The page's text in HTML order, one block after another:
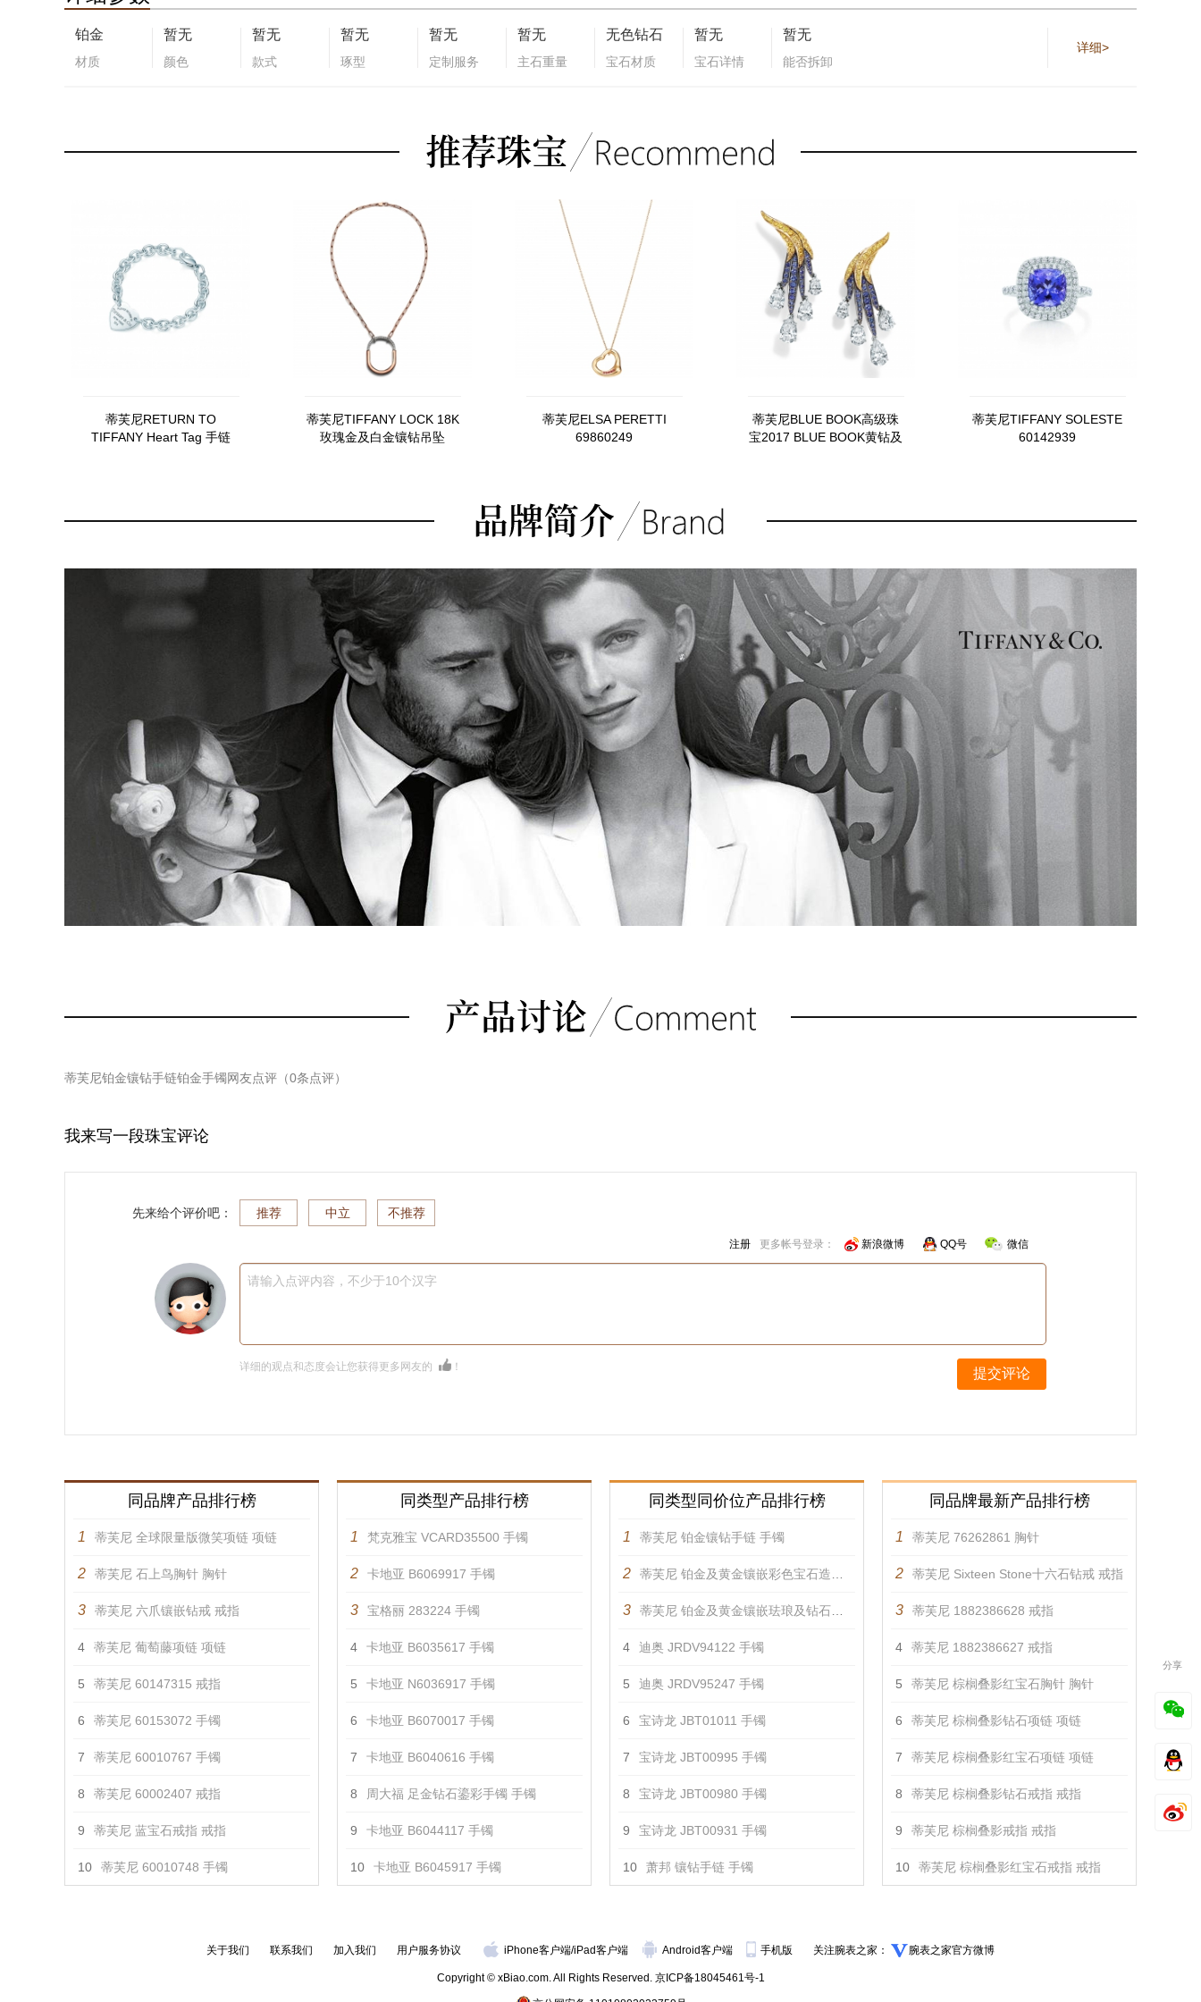
铂金
材质
暂无
颜色
暂无
款式
暂无
琢型
暂无
定制服务
暂无
主石重量
无色钻石
宝石材质
暂无
宝石详情
暂无
能否拆卸
详细>
蒂芙尼RETURN TO
TIFFANY Heart Tag 手链
蒂芙尼TIFFANY LOCK 18K
玫瑰金及白金镶钻吊坠
蒂芙尼ELSA PERETTI
69860249
蒂芙尼BLUE BOOK高级珠
宝2017 BLUE BOOK黄钻及
蒂芙尼TIFFANY SOLESTE
60142939
蒂芙尼铂金镶钻手链铂金手镯网友点评（0条点评）
我来写一段珠宝评论
先来给个评价吧： 推荐 中立 不推荐
注册 更多帐号登录： 新浪微博 QQ号 微信
请输入点评内容，不少于10个汉字
详细的观点和态度会让您获得更多网友的 ！ 提交评论
同品牌产品排行榜
1 蒂芙尼 全球限量版微笑项链 项链
2 蒂芙尼 石上鸟胸针 胸针
3 蒂芙尼 六爪镶嵌钻戒 戒指
4 蒂芙尼 葡萄藤项链 项链
5 蒂芙尼 60147315 戒指
6 蒂芙尼 60153072 手镯
7 蒂芙尼 60010767 手镯
8 蒂芙尼 60002407 戒指
9 蒂芙尼 蓝宝石戒指 戒指
10 蒂芙尼 60010748 手镯
同类型产品排行榜
1 梵克雅宝 VCARD35500 手镯
2 卡地亚 B6069917 手镯
3 宝格丽 283224 手镯
4 卡地亚 B6035617 手镯
5 卡地亚 N6036917 手镯
6 卡地亚 B6070017 手镯
7 卡地亚 B6040616 手镯
8 周大福 足金钻石鎏彩手镯 手镯
9 卡地亚 B6044117 手镯
10 卡地亚 B6045917 手镯
同类型同价位产品排行榜
1 蒂芙尼 铂金镶钻手链 手镯
2 蒂芙尼 铂金及黄金镶嵌彩色宝石造型手镯 手镯
3 蒂芙尼 铂金及黄金镶嵌珐琅及钻石手镯 手镯
4 迪奥 JRDV94122 手镯
5 迪奥 JRDV95247 手镯
6 宝诗龙 JBT01011 手镯
7 宝诗龙 JBT00995 手镯
8 宝诗龙 JBT00980 手镯
9 宝诗龙 JBT00931 手镯
10 萧邦 镶钻手链 手镯
同品牌最新产品排行榜
1 蒂芙尼 76262861 胸针
2 蒂芙尼 Sixteen Stone十六石钻戒 戒指
3 蒂芙尼 1882386628 戒指
4 蒂芙尼 1882386627 戒指
5 蒂芙尼 棕榈叠影红宝石胸针 胸针
6 蒂芙尼 棕榈叠影钻石项链 项链
7 蒂芙尼 棕榈叠影红宝石项链 项链
8 蒂芙尼 棕榈叠影钻石戒指 戒指
9 蒂芙尼 棕榈叠影戒指 戒指
10 蒂芙尼 棕榈叠影红宝石戒指 戒指
关于我们 联系我们 加入我们 用户服务协议 iPhone客户端/iPad客户端 Android客户端 手机版 关注腕表之家： 腕表之家官方微博
Copyright © xBiao.com. All Rights Reserved. 京ICP备18045461号-1
分享